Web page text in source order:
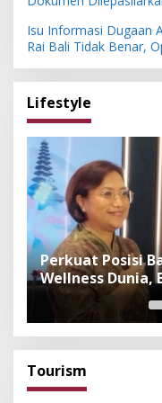
Isu Informasi Dugaan
Rai Bali Tidak Benar,
Lifestyle
Perkuat Posisi
Wellness Dunia,
Exhibitor
Tourism